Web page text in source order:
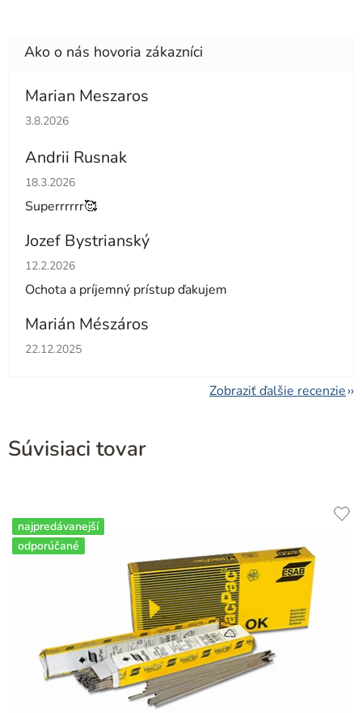
Marian Meszaros
Hodnotenie obchodu je 5 z 5 hviezdičiek.
3.8.2026
Andrii Rusnak
Hodnotenie obchodu je 5 z 5 hviezdičiek.
18.3.2026
Superrrrrr🥰
Jozef Bystrianský
Hodnotenie obchodu je 5 z 5 hviezdičiek.
12.2.2026
Ochota a príjemný prístup ďakujem
Marián Mészáros
Hodnotenie obchodu je 5 z 5 hviezdičiek.
22.12.2025
Zobraziť ďalšie recenzie
Súvisiaci tovar
najpredávanejší
odporúčané